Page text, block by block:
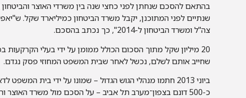
בהתאם להסכם שנחתן לפני כחצי שנה בין משרדי האוצר
שנתיים לפני המתוכנן, יקבל משרד הביטחון כמיליארד שקל.
צה"ל ומשרד הביטחון ל-2014", כך נכתב בהסכם.
20 מיליון שקל מתוך הסכום הכולל ממומן על ידי בעלי
שחייב אותם לשלם, נכשל לאחר שבית המשפט המחוזי פסק נגדם.
ביוני 2013 חתמו מנהלי הגוש הגדול – שמונו על ידי בית
כ-500 דונם בצפון־מערב תל אביב – על הסכם מול משרד